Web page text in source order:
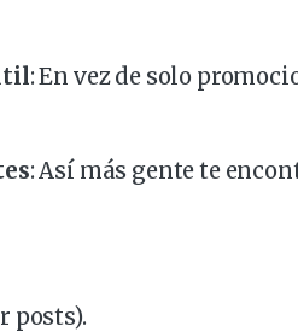
: En vez de solo
: Así más gente te
posts).